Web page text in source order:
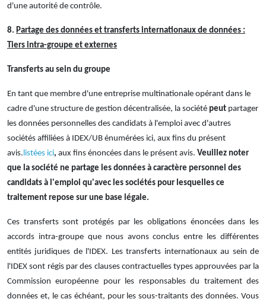
d'une autorité de contrôle.
8. Partage des données et transferts internationaux de données :
Tiers intra-groupe et externes
Transferts au sein du groupe
En tant que membre d'une entreprise multinationale opérant dans le
cadre d'une structure de gestion décentralisée, la société peut partager
les données personnelles des candidats à l'emploi avec d'autres
sociétés affiliées à IDEX/UB énumérées ici, aux fins du présent
avis.listées ici, aux fins énoncées dans le présent avis. Veuillez noter
que la société ne partage les données à caractère personnel des
candidats à l'emploi qu'avec les sociétés pour lesquelles ce
traitement repose sur une base légale.
Ces transferts sont protégés par les obligations énoncées dans les
accords intra-groupe que nous avons conclus entre les différentes
entités juridiques de l'IDEX. Les transferts internationaux au sein de
l'IDEX sont régis par des clauses contractuelles types approuvées par la
Commission européenne pour les responsables du traitement des
données et, le cas échéant, pour les sous-traitants des données. Vous